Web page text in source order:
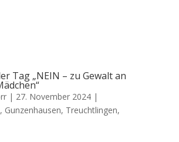
Tag „NEIN – zu Gewalt an
| 27. November 2024|
, Gunzenhausen, Treuchtlingen,